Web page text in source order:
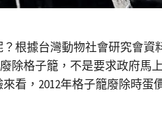
根據台灣動物社會研究會資
除格子籠，不是要求政府馬
看，2012年格子籠廢除時蛋